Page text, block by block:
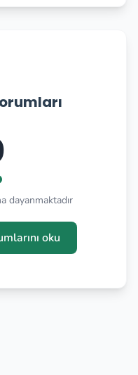
dayanmaktadır
oku